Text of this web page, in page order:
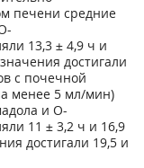
печени средние
13,3 ± 4,9 ч и
достигали
с почечной
менее 5 мл/мин)
и О-
11 ± 3,2 ч и 16,9
достигали 19,5 и